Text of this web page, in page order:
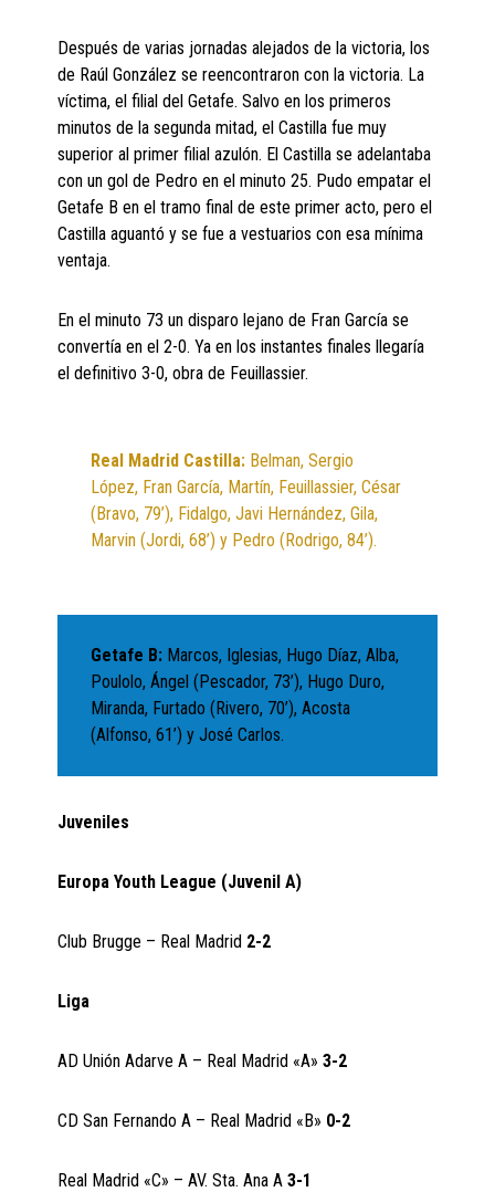
Después de varias jornadas alejados de la victoria, los
de Raúl González se reencontraron con la victoria. La
víctima, el filial del Getafe. Salvo en los primeros
minutos de la segunda mitad, el Castilla fue muy
superior al primer filial azulón. El Castilla se adelantaba
con un gol de Pedro en el minuto 25. Pudo empatar el
Getafe B en el tramo final de este primer acto, pero el
Castilla aguantó y se fue a vestuarios con esa mínima
ventaja.
En el minuto 73 un disparo lejano de Fran García se
convertía en el 2-0. Ya en los instantes finales llegaría
el definitivo 3-0, obra de Feuillassier.
Real Madrid Castilla: Belman, Sergio
López, Fran García, Martín, Feuillassier, César
(Bravo, 79’), Fidalgo, Javi Hernández, Gila,
Marvin (Jordi, 68’) y Pedro (Rodrigo, 84’).
Getafe B: Marcos, Iglesias, Hugo Díaz, Alba,
Poulolo, Ángel (Pescador, 73’), Hugo Duro,
Miranda, Furtado (Rivero, 70’), Acosta
(Alfonso, 61’) y José Carlos.
Juveniles
Europa Youth League (Juvenil A)
Club Brugge – Real Madrid 2-2
Liga
AD Unión Adarve A – Real Madrid «A»3-2
CD San Fernando A – Real Madrid «B» 0-2
Real Madrid «C» – AV. Sta. Ana A3-1